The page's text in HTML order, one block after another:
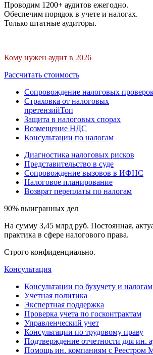
Проводим 1200+ аудитов ежегодно.
Обеспечим порядок в учете и налогах.
Только штатные аудиторы.
Кому нужен аудит в 2026
Рассчитать стоимость
Сопровождение налоговых
Страховка от налоговых
претензийТоп
Защита в налоговых спорах
Возмещение НДС
Консультации по налогам
Диагностика налоговых рисков
Представительство в суде
Сопровождение вызовов в ИФНС
Налоговое планирование
Возврат переплаты по налогам
90% выигранных дел
На сумму 3,45 млрд руб. Постоянная,
практика в сфере налогового права.
Строго конфиденциально.
Консультация
Консультации по бухучету и налогам
Учетная политика
Экспертная поддержка
Проверка учета по госконтрактам
Управленческий учет
Консультации по трудовому праву
Подтверждение отчетности для ин.
Помощь ин. компаниям с Реестром